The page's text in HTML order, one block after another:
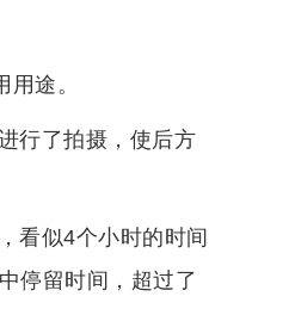
途。
行了拍摄，使后方
看似4个小时的时间
停留时间，超过了